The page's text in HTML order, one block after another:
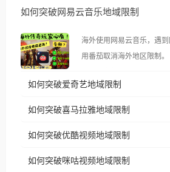
示语。 海外用户如香港、澳门、台湾、美国、加拿
像其他音乐平台一样，出
仅能在中国大陆地区播放。 遇到这个问题的朋友们，
使用番茄回国加速器，即可
台湾、美国、加拿大、澳
权限制所困扰。
如何突破网易云音乐地域限制
海外使用网易云音乐，遇
用番茄取消海外地区限制。 当在海外打开网易云音
播放”的提示语。 海外用户如香港、澳门、台湾、美
国、加拿大、澳大利亚、
制问题，且仅能在中国大陆地区播放
户收听网易云音乐地区版权
如何突破爱奇艺地域限制
如何突破喜马拉雅地域限制
如何突破优酷视频地域限制
如何突破咪咕视频地域限制